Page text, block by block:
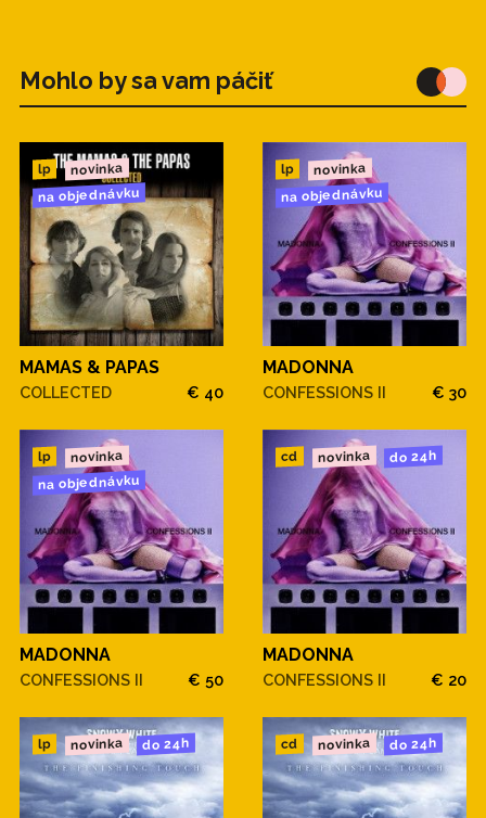
Mohlo by sa vam páčiť
lp novinka
na objednávku
MAMAS & PAPAS
COLLECTED € 40
lp novinka
na objednávku
MADONNA
CONFESSIONS II € 30
lp novinka
na objednávku
MADONNA
CONFESSIONS II € 50
cd novinka do 24h
MADONNA
CONFESSIONS II € 20
lp novinka do 24h cd novinka do 24h